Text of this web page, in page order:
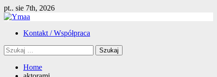
Skip
to
pt.. sie 7th, 2026
PrimaryKontakt / Współpraca
Szukaj:
Home